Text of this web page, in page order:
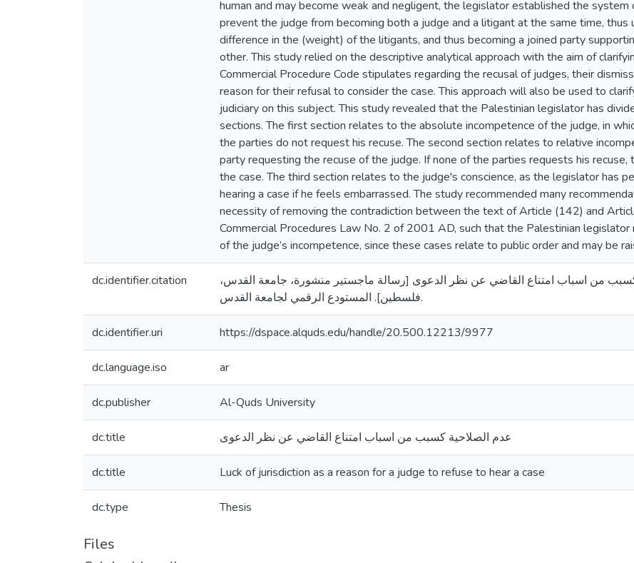
human and may become weak and negligent, the legislator established the
prevent the judge from becoming both a judge and a litigant at the same time,
difference in the (weight) of the litigants, and thus becoming a joined party
other. This study relied on the descriptive analytical approach with the aim of
Commercial Procedure Code stipulates regarding the recusal of judges, their
reason for their refusal to consider the case. This approach will also be used to
judiciary on this subject. This study revealed that the Palestinian legislator has
sections. The first section relates to the absolute incompetence of the judge, in
the parties do not request his recuse. The second section relates to relative
party requesting the recuse of the judge. If none of the parties requests his
the case. The third section relates to the judge's conscience, as the legislator has
hearing a case if he feels embarrassed. The study recommended many
necessity of removing the contradiction between the text of Article (142) and
Commercial Procedures Law No. 2 of 2001 AD, such that the Palestinian
of the judge’s incompetence, since these cases relate to public order and may be
dc.identifier.citation
عدم الصلاحية كسبب من اسباب امتناع القاضي عن نظر الدعوى [رسالة ماجستير منشورة، جامعة القدس،
فلسطين]. المستودع الرقمي لجامعة القدس.
dc.identifier.uri https://dspace.alquds.edu/handle/20.500.12213/9977
dc.language.iso ar
dc.publisher Al-Quds University
dc.title عدم الصلاحية كسبب من اسباب امتناع القاضي عن نظر الدعوى
dc.title Luck of jurisdiction as a reason for a judge to refuse to hear a case
dc.type Thesis
Files